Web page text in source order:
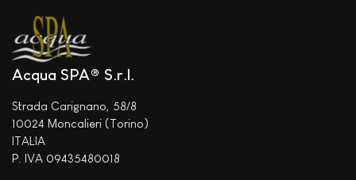
Acqua SPA® S.r.l.
Strada Carignano, 58/8
10024 Moncalieri (Torino)
ITALIA
P. IVA 09435480018